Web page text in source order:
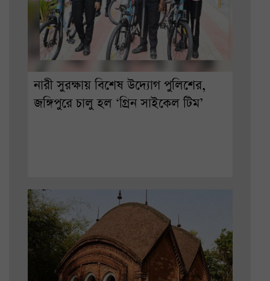
নারী সুরক্ষায় বিশেষ উদ্যোগ পুলিশের,
জঙ্গিপুরে চালু হল ‘গ্রিন সাইকেল টিম’